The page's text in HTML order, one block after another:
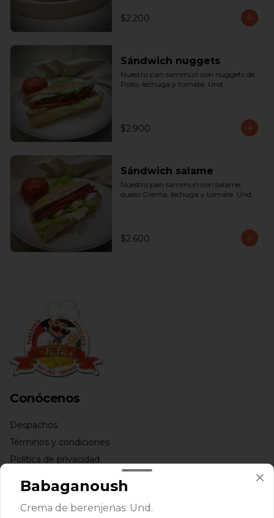
$2.200
Sándwich nuggets
Nuestro pan sammun con nuggets de
Pollo, lechuga y tomate. Und.
$2.900
Sándwich salame
Nuestro pan sammun con salame,
queso Crema, lechuga y tomate. Und.
$2.600
Conócenos
Despachos
Términos y condiciones
Política de privacidad
Redes sociales
Instagram
Babaganoush
Crema de berenjenas. Und.